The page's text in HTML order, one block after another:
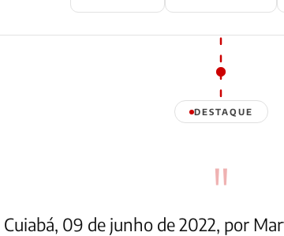
DESTAQUE
"
Cuiabá, 09 de junho de 2022, por